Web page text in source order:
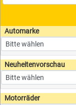
Automarke
Neuheitenvorschau
Motorräder